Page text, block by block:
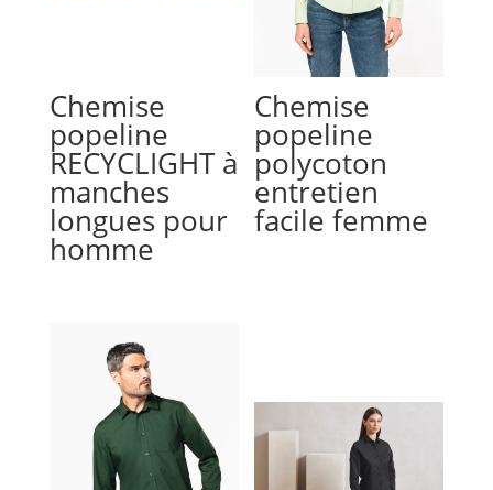
Chemise
popeline
RECYCLIGHT à
manches
longues pour
homme
Chemise
popeline
polycoton
entretien
facile femme